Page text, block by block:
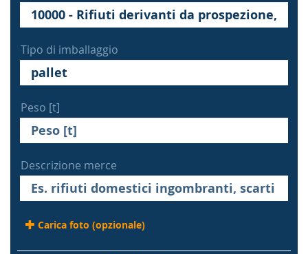
Tipo di imballaggio
Peso [t]
Descrizione merce
Carica foto (opzionale)